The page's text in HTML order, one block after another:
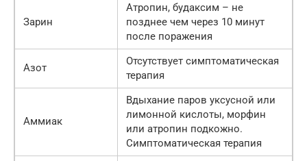
Зарин
Атропин, будаксим – не
позднее чем через 10 минут
после поражения
Азот
Отсутствует симптоматическая
терапия
Аммиак
Вдыхание паров уксусной или
лимонной кислоты, морфин
или атропин подкожно.
Симптоматическая терапия